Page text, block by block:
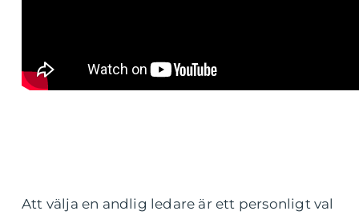
Att välja en andlig ledare är ett personligt val